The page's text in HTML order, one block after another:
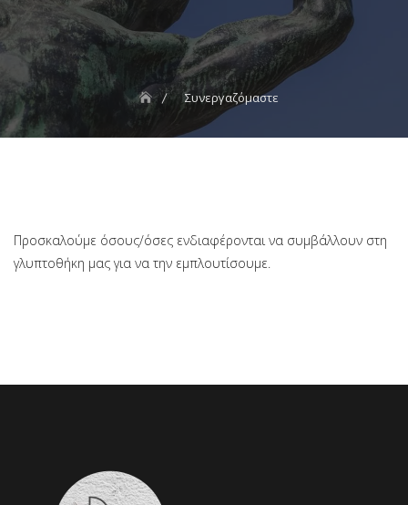
Συνεργαζόμαστε
Προσκαλούμε όσους/όσες ενδιαφέρονται να συμβάλλουν στη
γλυπτοθήκη μας για να την εμπλουτίσουμε.